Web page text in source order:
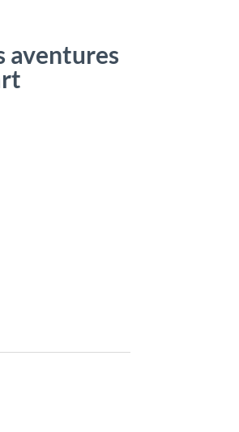
aventures